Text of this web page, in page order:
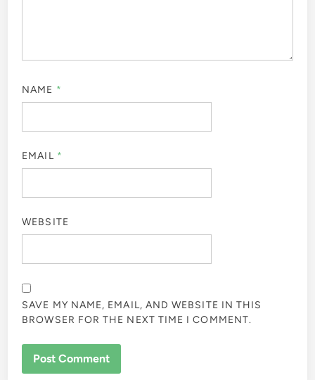
NAME *
EMAIL *
WEBSITE
SAVE MY NAME, EMAIL, AND WEBSITE IN THIS
BROWSER FOR THE NEXT TIME I COMMENT.